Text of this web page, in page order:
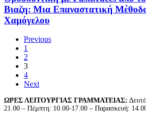
γρήγορα
σιδεράκια
Υπάρχει
ορθοδοντικος
μηχανισμός
προκαλεί
ανώδυνη
και
Dr.
Ευάγγελο
Βιαζη:
Επαναστατική
Μέθοδος
Διόρθωσης
Χαμόγελου
Βιαζη: Μια Επαναστατική
Χαμόγελου
Previous
1
2
3
4
Next
ΩΡΕΣ ΛΕΙΤΟΥΡΓΙΑΣ ΓΡΑΜΜΑΤΕΙΑΣ:
21.00 – Πέμπτη: 10.00-17.00 – Παρασκευή: